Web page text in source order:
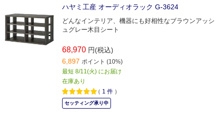
ハヤミ工産 オーディオラック G-3624
どんなインテリア、機器にも好相性なブラウンアッシ
ュグレー木目シート
68,970 円(税込)
6,897 ポイント (10%)
最短 8/11(火) にお届け
在庫あり
（ 1 件 ）
セッティング承り中